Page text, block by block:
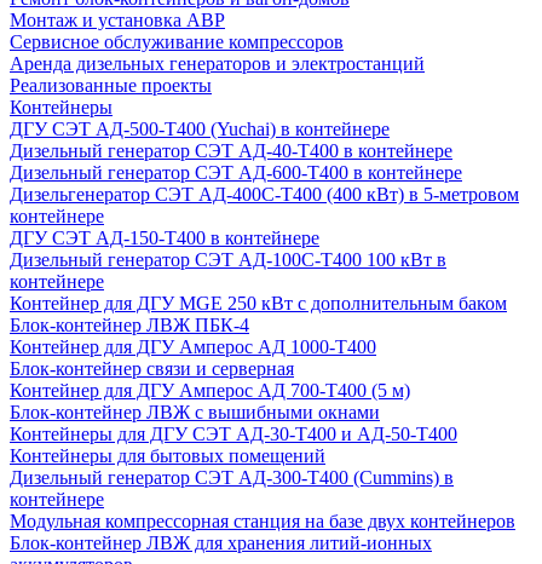
Монтаж и установка АВР
Сервисное обслуживание компрессоров
Аренда дизельных генераторов и электростанций
Реализованные проекты
Контейнеры
ДГУ СЭТ АД-500-Т400 (Yuchai) в контейнере
Дизельный генератор СЭТ АД-40-Т400 в контейнере
Дизельный генератор СЭТ АД-600-Т400 в контейнере
Дизельгенератор СЭТ АД-400С-Т400 (400 кВт) в 5-метровом
контейнере
ДГУ СЭТ АД-150-Т400 в контейнере
Дизельный генератор СЭТ АД-100С-Т400 100 кВт в
контейнере
Контейнер для ДГУ MGE 250 кВт с дополнительным баком
Блок-контейнер ЛВЖ ПБК-4
Контейнер для ДГУ Амперос АД 1000-Т400
Блок-контейнер связи и серверная
Контейнер для ДГУ Амперос АД 700-Т400 (5 м)
Блок-контейнер ЛВЖ с вышибными окнами
Контейнеры для ДГУ СЭТ АД-30-Т400 и АД-50-Т400
Контейнеры для бытовых помещений
Дизельный генератор СЭТ АД-300-Т400 (Cummins) в
контейнере
Модульная компрессорная станция на базе двух контейнеров
Блок-контейнер ЛВЖ для хранения литий-ионных